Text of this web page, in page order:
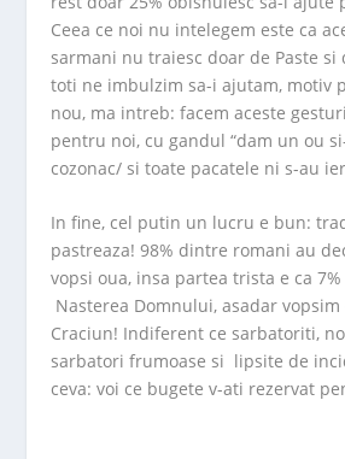
Ceea ce noi nu intelegem este ca
sarmani nu traiesc doar de Paste si
toti ne imbulzim sa-i ajutam, motiv
nou, ma intreb: facem aceste
pentru noi, cu gandul “dam un ou
cozonac/ si toate pacatele ni s-au
In fine, cel putin un lucru e bun:
pastreaza! 98% dintre romani au
vopsi oua, insa partea trista e ca
Nasterea Domnului, asadar
Craciun! Indiferent ce sarbatoriti,
sarbatori frumoase si lipsite de
ceva: voi ce bugete v-ati rezervat